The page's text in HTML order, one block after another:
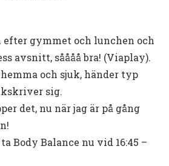
efter gymmet och lunchen och
avsnitt, såååå bra! (Viaplay).
och sjuk, händer typ
sig.
det, nu när jag är på gång
Body Balance nu vid 16:45 –